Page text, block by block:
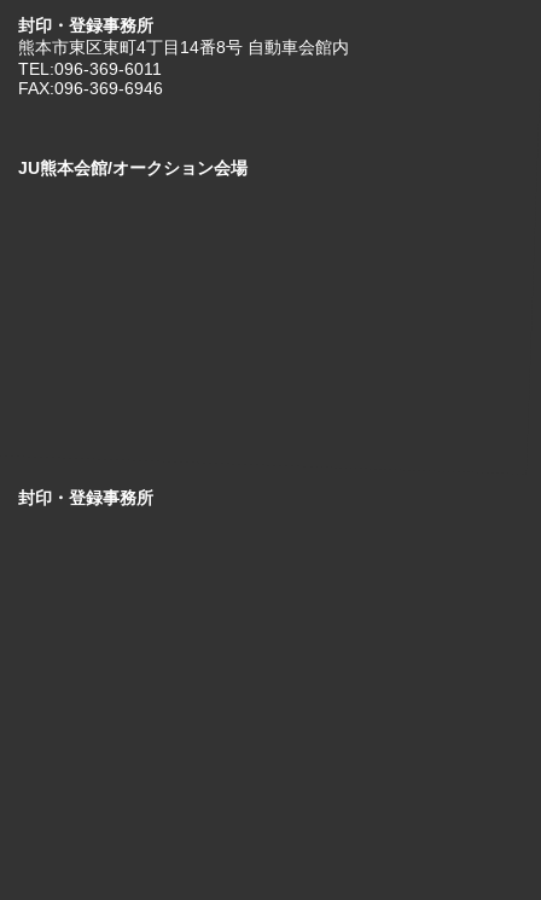
封印・登録事務所
熊本市東区東町4丁目14番8号 自動車会館内
TEL:096-369-6011
FAX:096-369-6946
JU熊本会館/オークション会場
封印・登録事務所